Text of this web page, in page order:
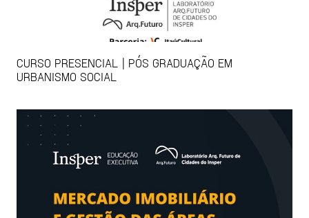
CURSO PRESENCIAL | PÓS GRADUAÇÃO EM
URBANISMO SOCIAL